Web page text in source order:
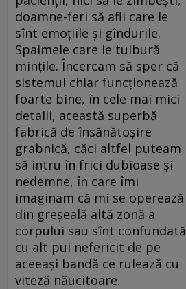
doamne-feri să afli care le
sînt emoțiile și gîndurile.
Spaimele care le tulbură
mințile. Încercam să sper că
sistemul chiar funcționează
foarte bine, în cele mai mici
detalii, această superbă
fabrică de însănătoșire
grabnică, căci altfel puteam
să intru în frici dubioase și
nedemne, în care îmi
imaginam că mi se operează
din greșeală altă zonă a
corpului sau sînt confundată
cu alt pui nefericit de pe
aceeași bandă ce rulează cu
viteză năucitoare.